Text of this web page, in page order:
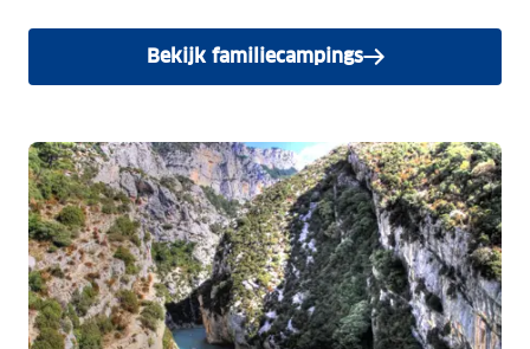
Bekijk familiecampings